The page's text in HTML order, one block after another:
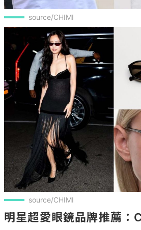
source/CHIMI
source/CHIMI
明星超愛眼鏡品牌推薦：